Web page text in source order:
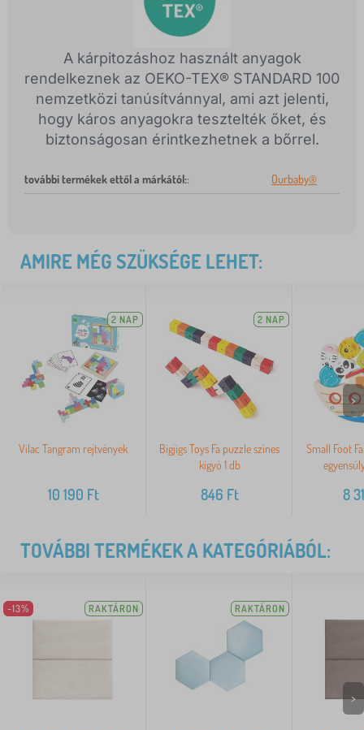
A kárpitozáshoz használt anyagok
rendelkeznek az OEKO-TEX® STANDARD 100
nemzetközi tanúsítvánnyal, ami azt jelenti,
hogy káros anyagokra tesztelték őket, és
biztonságosan érintkezhetnek a bőrrel.
további termékek ettől a márkától:: Ourbaby®
AMIRE MÉG SZÜKSÉGE LEHET:
2 NAP
Vilac Tangram rejtvények
10 190 Ft
2 NAP
Bigjigs Toys Fa puzzle színes
kígyó 1 db
846 Ft
Small Foot
8
>
TOVÁBBI TERMÉKEK A KATEGÓRIÁBÓL:
-13% RAKTÁRON RAKTÁRON
>